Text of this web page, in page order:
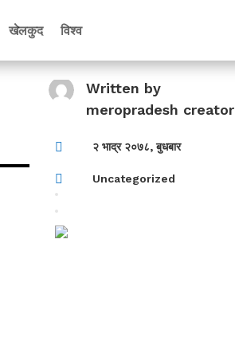
खेलकुद विश्व
Written by
meropradesh creator
 २ भाद्र २०७८, बुधबार
 Uncategorized